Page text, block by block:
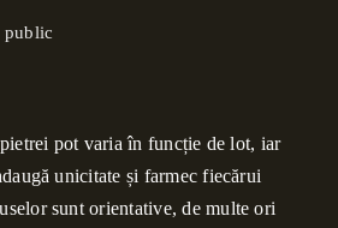
public
pot varia în funcție de lot, iar
unicitate și farmec fiecărui
sunt orientative, de multe ori